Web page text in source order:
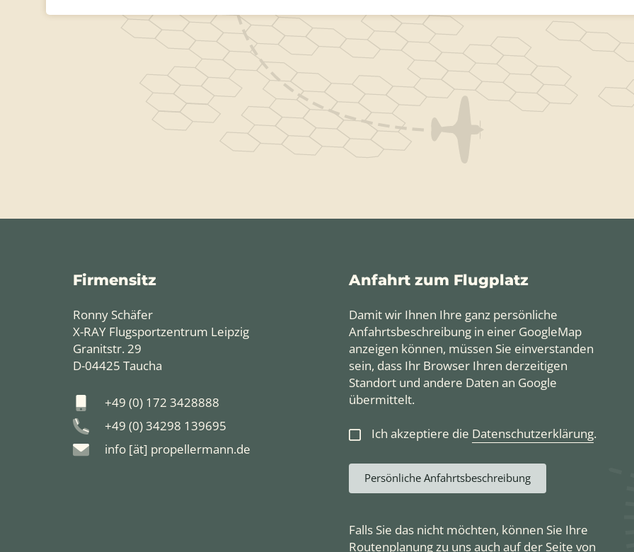
Firmensitz
Ronny Schäfer
X-RAY Flugsportzentrum Leipzig
Granitstr. 29
D-04425 Taucha
+49 (0) 172 3428888
+49 (0) 34298 139695
info [ät] propellermann.de
Anfahrt zum Flugplatz
Damit wir Ihnen Ihre ganz persönliche
Anfahrtsbeschreibung in einer GoogleMap
anzeigen können, müssen Sie einverstanden
sein, dass Ihr Browser Ihren derzeitigen
Standort und andere Daten an Google
übermittelt.
Ich akzeptiere die Datenschutzerklärung.
Persönliche Anfahrtsbeschreibung
Falls Sie das nicht möchten, können Sie Ihre
Routenplanung zu uns auch auf der Seite von